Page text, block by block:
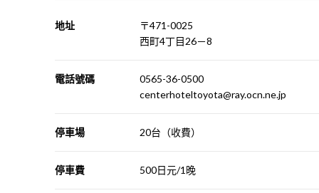
地址
〒471-0025
西町4丁目26－8
電話號碼
0565-36-0500
centerhoteltoyota@ray.ocn.ne.jp
停車場 20台（收費）
停車費 500日元/1晚